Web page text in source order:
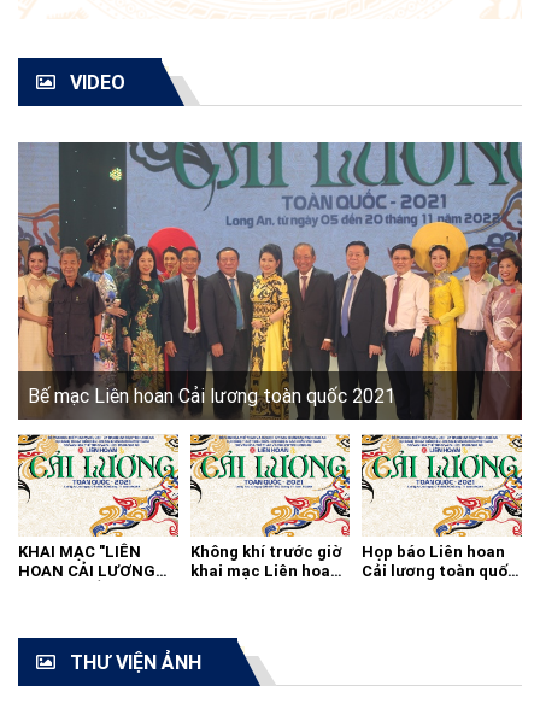
VIDEO
Bế mạc Liên hoan Cải lương toàn quốc 2021
KHAI MẠC "LIÊN
HOAN CẢI LƯƠNG
Không khí trước giờ
khai mạc Liên hoan
Họp báo Liên hoan
Cải lương toàn quốc
THƯ VIỆN ẢNH